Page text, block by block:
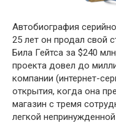
Автобиография
25 лет он продал свой
Била Гейтса за $240
проекта довел до
компании (интернет-
открытия, когда она
магазин с тремя
легкой